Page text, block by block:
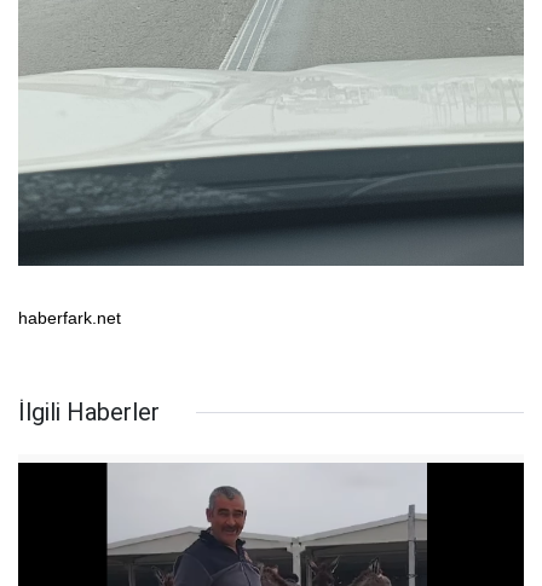
haberfark.net
İlgili Haberler